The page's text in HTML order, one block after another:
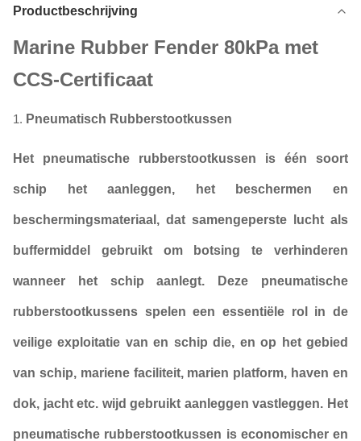
Productbeschrijving
Marine Rubber Fender 80kPa met
CCS-Certificaat
1. Pneumatisch Rubberstootkussen
Het pneumatische rubberstootkussen is één soort
schip het aanleggen, het beschermen en
beschermingsmateriaal, dat samengeperste lucht als
buffermiddel gebruikt om botsing te verhinderen
wanneer het schip aanlegt. Deze pneumatische
rubberstootkussens spelen een essentiële rol in de
veilige exploitatie van en schip die, en op het gebied
van schip, mariene faciliteit, marien platform, haven en
dok, jacht etc. wijd gebruikt aanleggen vastleggen. Het
pneumatische rubberstootkussen is economischer en